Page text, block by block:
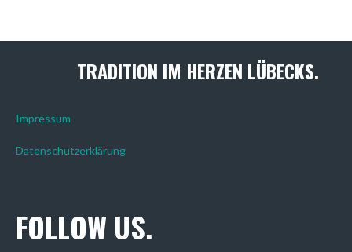
TRADITION IM HERZEN LÜBECKS.
Impressum
Datenschutzerklärung
FOLLOW US.